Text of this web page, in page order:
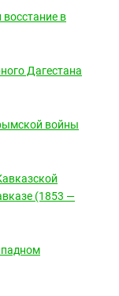
в
Дагестана
войны
(1853 —